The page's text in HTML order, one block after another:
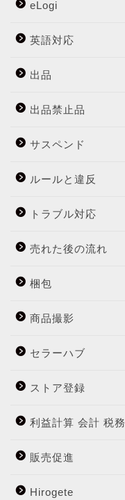
eLogi
英語対応
出品
出品禁止品
サスペンド
ルールと違反
トラブル対応
売れた後の流れ
梱包
商品撮影
セラーハブ
ストア登録
利益計算 会計 税務
販売促進
Hirogete